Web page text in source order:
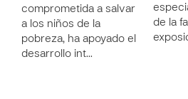
comprometida a salvar
a los niños de la
pobreza, ha apoyado el
desarrollo int…
de la